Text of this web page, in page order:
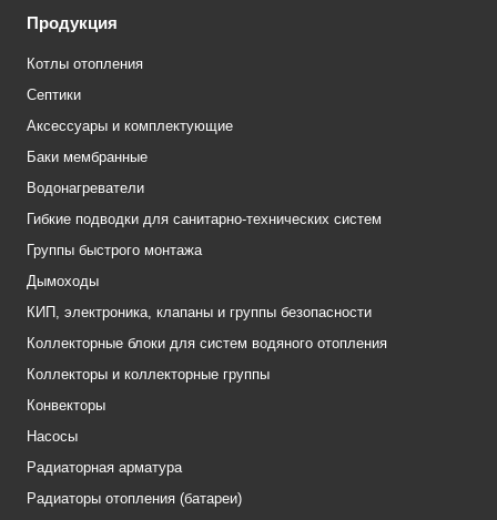
Продукция
Котлы отопления
Септики
Аксессуары и комплектующие
Баки мембранные
Водонагреватели
Гибкие подводки для санитарно-технических систем
Группы быстрого монтажа
Дымоходы
КИП, электроника, клапаны и группы безопасности
Коллекторные блоки для систем водяного отопления
Коллекторы и коллекторные группы
Конвекторы
Насосы
Радиаторная арматура
Радиаторы отопления (батареи)